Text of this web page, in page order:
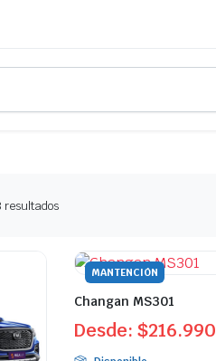
resultadosOrdenado
últimos
MANTENCIÓN
Changan MS301
Desde:$216.990